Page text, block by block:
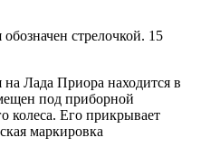
стрелочкой. 15
Лада Приора находится в
под приборной
колеса. Его прикрывает
маркировка